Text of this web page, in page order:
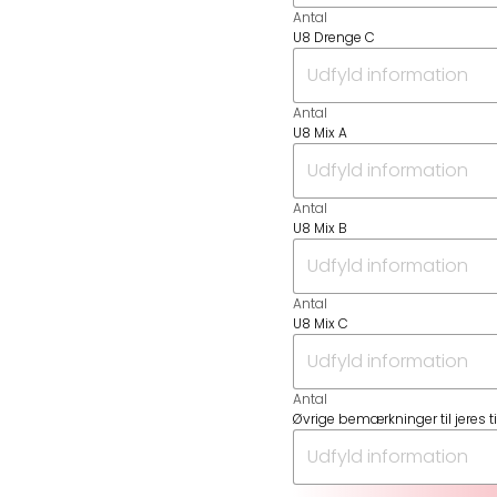
Antal
U8 Drenge C
Antal
U8 Mix A
Antal
U8 Mix B
Antal
U8 Mix C
Antal
Øvrige bemærkninger til jeres